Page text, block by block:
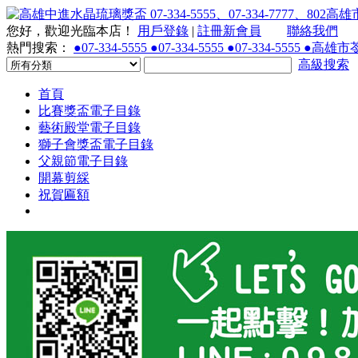
您好，歡迎光臨本店！ 用戶登錄 | 註冊新會員
聯絡我們
熱門搜索： ●07-334-5555 ●07-334-5555 ●07-334-5555 ●高雄
高級搜索
首頁
比賽獎盃電子目錄
藝術殿堂電子目錄
獅子會獎盃電子目錄
父親節電子目錄
開幕剪綵
祝賀匾額